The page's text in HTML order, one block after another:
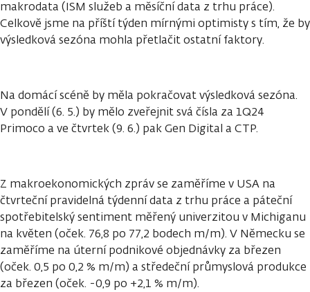
makrodata (ISM služeb a měsíční data z trhu práce).
Celkově jsme na příští týden mírnými optimisty s tím, že by
výsledková sezóna mohla přetlačit ostatní faktory.
Na domácí scéně by měla pokračovat výsledková sezóna.
V pondělí (6. 5.) by mělo zveřejnit svá čísla za 1Q24
Primoco a ve čtvrtek (9. 6.) pak Gen Digital a CTP.
Z makroekonomických zpráv se zaměříme v USA na
čtvrteční pravidelná týdenní data z trhu práce a páteční
spotřebitelský sentiment měřený univerzitou v Michiganu
na květen (oček. 76,8 po 77,2 bodech m/m). V Německu se
zaměříme na úterní podnikové objednávky za březen
(oček. 0,5 po 0,2 % m/m) a středeční průmyslová produkce
za březen (oček. -0,9 po +2,1 % m/m).